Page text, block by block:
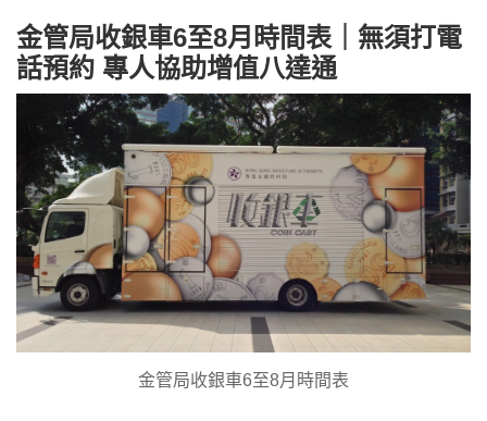
金管局收銀車6至8月時間表｜無須打電
話預約 專人協助增值八達通
金管局收銀車6至8月時間表